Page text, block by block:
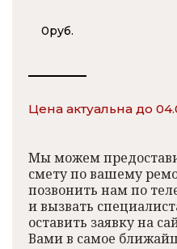
0руб.
Цена актуальна до
Мы можем
смету по вашему
позвонить нам по
и вызвать
оставить заявку на
Вами в самое